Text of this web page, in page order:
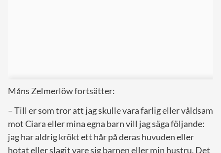
Måns Zelmerlöw fortsätter:
– Till er som tror att jag skulle vara farlig eller våldsam
mot Ciara eller mina egna barn vill jag säga följande:
jag har aldrig krökt ett hår på deras huvuden eller
hotat eller slagit vare sig barnen eller min hustru. Det